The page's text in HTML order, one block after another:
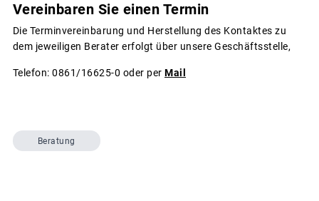
Vereinbaren Sie einen Termin
Die Terminvereinbarung und Herstellung des Kontaktes zu
dem jeweiligen Berater erfolgt über unsere Geschäftsstelle,
Telefon: 0861/16625-0 oder per Mail
Beratung